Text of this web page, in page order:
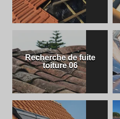
Recherche de fuite
toiture 06